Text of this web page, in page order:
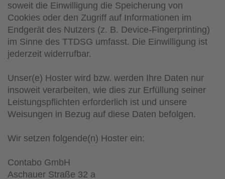
soweit die Einwilligung die Speicherung von
Cookies oder den Zugriff auf Informationen im
Endgerät des Nutzers (z. B. Device-Fingerprinting)
im Sinne des TTDSG umfasst. Die Einwilligung ist
jederzeit widerrufbar.
Unser(e) Hoster wird bzw. werden Ihre Daten nur
insoweit verarbeiten, wie dies zur Erfüllung seiner
Leistungspflichten erforderlich ist und unsere
Weisungen in Bezug auf diese Daten befolgen.
Wir setzen folgende(n) Hoster ein:
Contabo GmbH
Aschauer Straße 32 a